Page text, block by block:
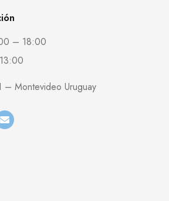
– 18:00
– Montevideo Uruguay